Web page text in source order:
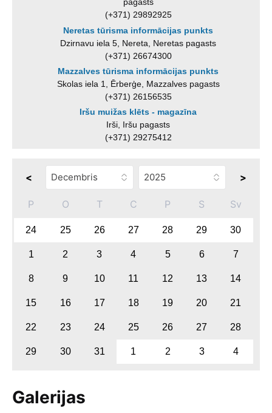
pagasts
(+371) 29892925
Neretas tūrisma informācijas punkts
Dzirnavu iela 5, Nereta, Neretas pagasts
(+371) 26674300
Mazzalves tūrisma informācijas punkts
Skolas iela 1, Ērberģe, Mazzalves pagasts
(+371) 26156535
Iršu muižas klēts - magazīna
Irši, Iršu pagasts
(+371) 29275412
< >
P O T C P S Sv
24 25 26 27 28 29 30
1 2 3 4 5 6 7
8 9 10 11 12 13 14
15 16 17 18 19 20 21
22 23 24 25 26 27 28
29 30 31 1 2 3 4
Galerijas